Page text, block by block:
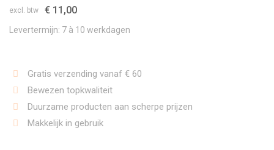
excl. btw € 11,00
Levertermijn: 7 à 10 werkdagen
Gratis verzending vanaf € 60
Bewezen topkwaliteit
Duurzame producten aan scherpe prijzen
Makkelijk in gebruik